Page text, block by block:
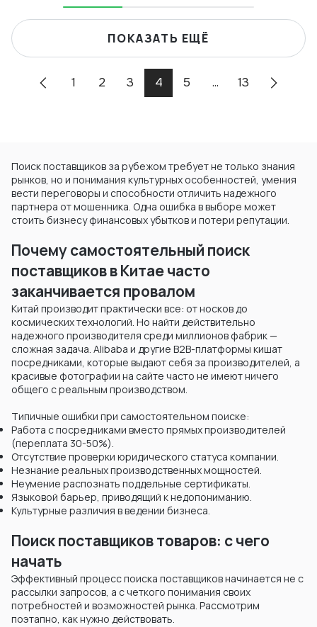
ПОКАЗАТЬ ЕЩЁ
1 2 3 4 5 ... 13
Поиск поставщиков за рубежом требует не только знания
рынков, но и понимания культурных особенностей, умения
вести переговоры и способности отличить надежного
партнера от мошенника. Одна ошибка в выборе может
стоить бизнесу финансовых убытков и потери репутации.
Почему самостоятельный поиск
поставщиков в Китае часто
заканчивается провалом
Китай производит практически все: от носков до
космических технологий. Но найти действительно
надежного производителя среди миллионов фабрик —
сложная задача. Alibaba и другие B2B-платформы кишат
посредниками, которые выдают себя за производителей, а
красивые фотографии на сайте часто не имеют ничего
общего с реальным производством.
Типичные ошибки при самостоятельном поиске:
Работа с посредниками вместо прямых производителей
(переплата 30-50%).
Отсутствие проверки юридического статуса компании.
Незнание реальных производственных мощностей.
Неумение распознать поддельные сертификаты.
Языковой барьер, приводящий к недопониманию.
Культурные различия в ведении бизнеса.
Поиск поставщиков товаров: с чего
начать
Эффективный процесс поиска поставщиков начинается не с
рассылки запросов, а с четкого понимания своих
потребностей и возможностей рынка. Рассмотрим
поэтапно, как нужно действовать.